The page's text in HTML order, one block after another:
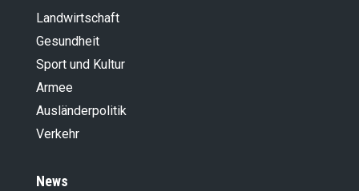
Landwirt­schaft
Gesundheit
Sport und Kultur
Armee
Ausländer­politik
Verkehr
News